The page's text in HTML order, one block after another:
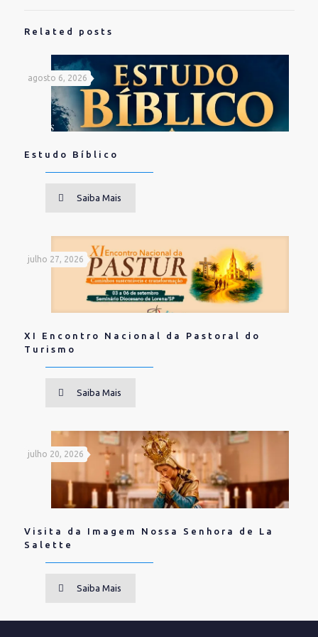
Related posts
agosto 6, 2026
Estudo Bíblico
Saiba Mais
julho 27, 2026
XI Encontro Nacional da Pastoral do
Turismo
Saiba Mais
julho 20, 2026
Visita da Imagem Nossa Senhora de La
Salette
Saiba Mais